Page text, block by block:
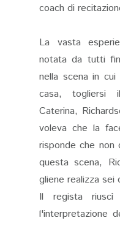
coach di
La vasta
notata da tutti
nella scena in
casa, togliersi
Caterina,
voleva che la
risponde che
questa scena,
gliene realizza sei
Il regista riuscì
l'interpretazione